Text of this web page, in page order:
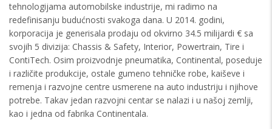
tehnologijama automobilske industrije, mi radimo na
redefinisanju budućnosti svakoga dana. U 2014. godini,
korporacija je generisala prodaju od okvirno 34.5 milijardi € sa
svojih 5 divizija: Chassis & Safety, Interior, Powertrain, Tire i
ContiTech. Osim proizvodnje pneumatika, Continental, poseduje
i različite produkcije, ostale gumeno tehničke robe, kaiševe i
remenja i razvojne centre usmerene na auto industriju i njihove
potrebe. Takav jedan razvojni centar se nalazi i u našoj zemlji,
kao i jedna od fabrika Continentala.